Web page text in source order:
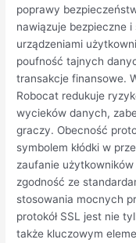
poprawy
nawiązuje bezpieczne
urządzeniami
poufność tajnych
transakcje finansowe.
Robocat redukuje
wycieków danych,
graczy. Obecność
symbolem kłódki w
zaufanie
zgodność ze
stosowania mocnych
protokół SSL jest nie
także kluczowym